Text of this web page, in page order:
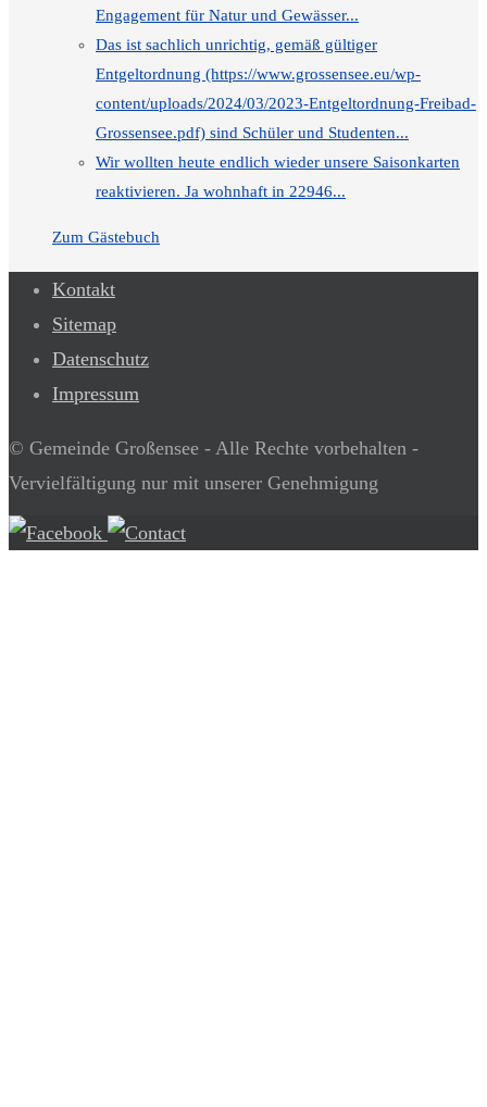
Engagement für Natur und Gewässer...
Das ist sachlich unrichtig, gemäß gültiger
Entgeltordnung (https://www.grossensee.eu/wp-
content/uploads/2024/03/2023-Entgeltordnung-Freibad-
Grossensee.pdf) sind Schüler und Studenten...
Wir wollten heute endlich wieder unsere Saisonkarten
reaktivieren. Ja wohnhaft in 22946...
Zum Gästebuch
Kontakt
Sitemap
Datenschutz
Impressum
© Gemeinde Großensee - Alle Rechte vorbehalten -
Vervielfältigung nur mit unserer Genehmigung